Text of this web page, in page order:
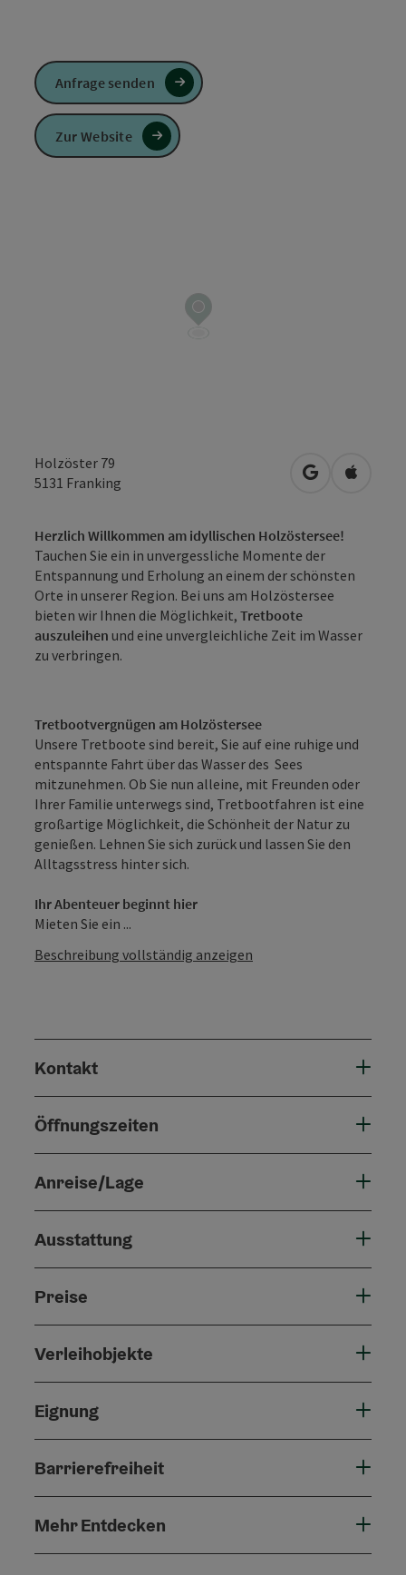
Holzöster 79
5131 Franking in Google
in
Herzlich Willkommen am idyllischen Holzöstersee!
Tauchen Sie ein in unvergessliche Momente der
Entspannung und Erholung an einem der schönsten
Orte in unserer Region. Bei uns am Holzöstersee
bieten wir Ihnen die Möglichkeit, Tretboote
auszuleihen und eine unvergleichliche Zeit im Wasser
zu verbringen.
Tretbootvergnügen am Holzöstersee
Unsere Tretboote sind bereit, Sie auf eine ruhige und
entspannte Fahrt über das Wasser des Sees
mitzunehmen. Ob Sie nun alleine, mit Freunden oder
Ihrer Familie unterwegs sind, Tretbootfahren ist eine
großartige Möglichkeit, die Schönheit der Natur zu
genießen. Lehnen Sie sich zurück und lassen Sie den
Alltagsstress hinter sich.
Ihr Abenteuer beginnt hier
Mieten Sie ein ...
Beschreibung vollständig anzeigen
Kontakt
Öffnungszeiten
Anreise/Lage
Ausstattung
Preise
Verleihobjekte
Eignung
Barrierefreiheit
Mehr Entdecken
Anfrage senden
Zur Website